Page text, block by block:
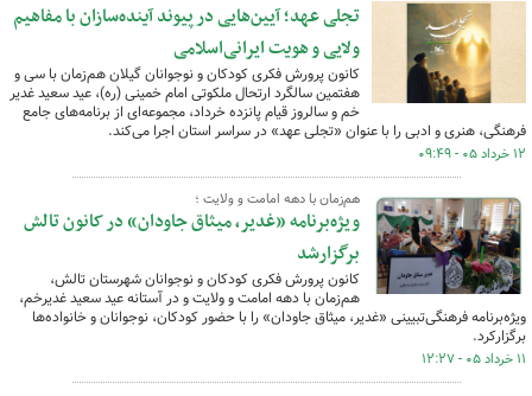
تجلی عهد؛ آیین‌هایی در پیوند آینده‌سازان با مفاهیم
ولایی و هویت ایرانی‌اسلامی
کانون پرورش فکری کودکان و نوجوانان گیلان هم‌زمان با سی‌ و
هفتمین سالگرد ارتحال ملکوتی امام خمینی (ره)، عید سعید غدیر
خم و سالروز قیام پانزده خرداد، مجموعه‌ای از برنامه‌های جامع
فرهنگی، هنری و ادبی را با عنوان «تجلی عهد» در سراسر استان اجرا می‌کند.
۱۲ خرداد ۰۵ - ۰۹:۴۹
هم‌زمان با دهه امامت و ولایت ؛
ویژه‌برنامه «غدیر، میثاق جاودان» در کانون تالش
برگزارشد
کانون پرورش فکری کودکان و نوجوانان شهرستان تالش،
هم‌زمان با دهه امامت و ولایت و در آستانه عید سعید غدیرخم،
ویژه‌برنامه فرهنگی‌تبیینی «غدیر، میثاق جاودان» را با حضور کودکان، نوجوانان و خانواده‌ها
برگزارکرد.
۱۱ خرداد ۰۵ - ۱۲:۲۷